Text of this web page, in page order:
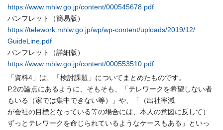
https://www.mhlw.go.jp/content/000545678.pdf
パンフレット（簡易版）
https://telework.mhlw.go.jp/wp/wp-content/uploads/2019/12/
GuideLine.pdf
パンフレット（詳細版）
https://www.mhlw.go.jp/content/000553510.pdf
「資料4」は、「検討課題」についてまとめたものです。
P.2の論点にあるように、そもそも、「テレワークを希望しない者
もいる（家では集中できない等）」や、
「（出社率減
が会社の目標となっている等の場合には、本人の意図に反して）
ずっとテレワークを命じられているようなケースもある」
といっ